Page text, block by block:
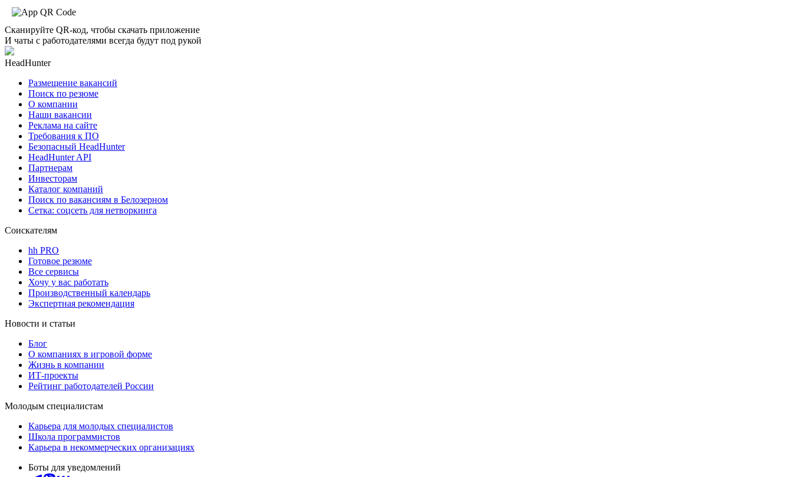
Сканируйте QR-код, чтобы скачать приложение
И чаты с работодателями всегда будут под рукой
HeadHunter
Размещение вакансий
Поиск по резюме
О компании
Наши вакансии
Реклама на сайте
Требования к ПО
Безопасный HeadHunter
HeadHunter API
Партнерам
Инвесторам
Каталог компаний
Поиск по вакансиям в Белозерном
Сетка: соцсеть для нетворкинга
Соискателям
hh PRO
Готовое резюме
Все сервисы
Хочу у вас работать
Производственный календарь
Экспертная рекомендация
Новости и статьи
Блог
О компаниях в игровой форме
Жизнь в компании
ИТ-проекты
Рейтинг работодателей России
Молодым специалистам
Карьера для молодых специалистов
Школа программистов
Карьера в некоммерческих организациях
Боты для уведомлений